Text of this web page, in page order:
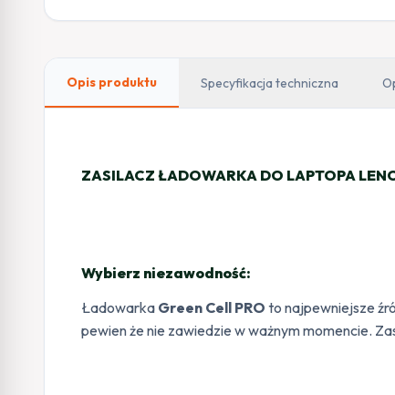
Opis produktu Specyfikacja techniczna
ZASILACZ ŁADOWARKA DO LAPTOPA
Wybierz niezawodność:
Ładowarka Green Cell PRO to najpewniejsze
pewien że nie zawiedzie w ważnym momencie.